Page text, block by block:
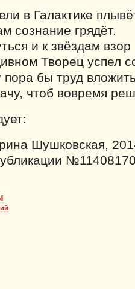
в Галактике
сознание грядёт.
и к звёздам взор
Творец успел
пора бы труд
чтоб вовремя
Шушковская,